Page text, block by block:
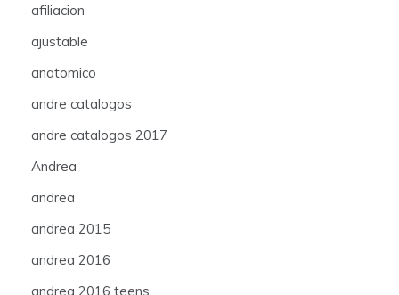
afiliacion
ajustable
anatomico
andre catalogos
andre catalogos 2017
Andrea
andrea
andrea 2015
andrea 2016
andrea 2016 teens